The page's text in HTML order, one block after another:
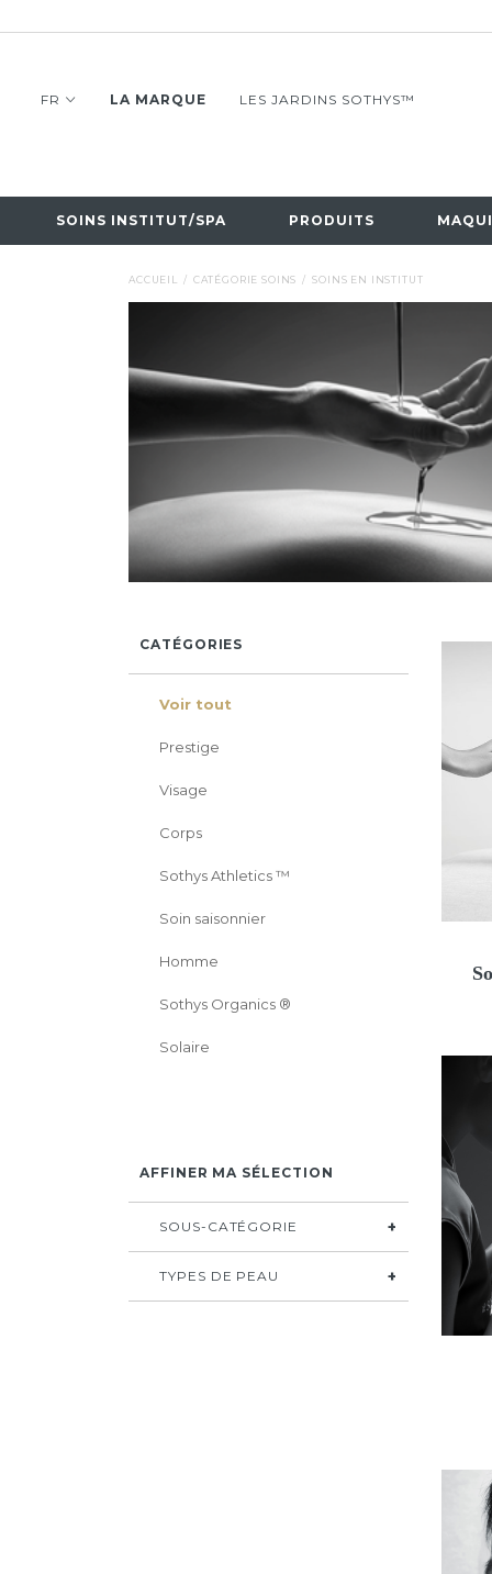
FR LA MARQUE LES JARDINS SOTHYS™
SOINS INSTITUT/SPA PRODUITS
ACCUEIL CATÉGORIE SOINS SOINS EN INSTITUT
CATÉGORIES
Voir tout
Prestige
Visage
Corps
Sothys Athletics ™
Soin saisonnier
Homme
Sothys Organics ®
Solaire
AFFINER MA SÉLECTION
SOUS-CATÉGORIE
TYPES DE PEAU